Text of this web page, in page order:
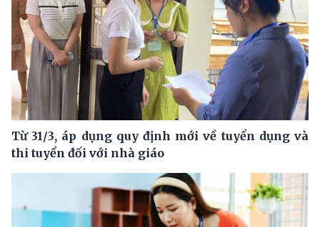
Từ 31/3, áp dụng quy định mới về tuyển dụng và
thi tuyển đối với nhà giáo